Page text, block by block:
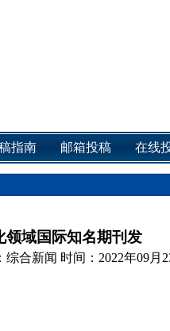
指南 邮箱投稿 在线
领域国际知名期刊发
综合新闻 时间：2022年09月